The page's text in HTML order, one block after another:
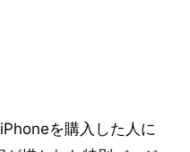
を購入した人に